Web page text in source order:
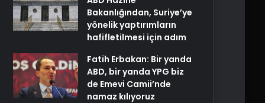
Bakanlığından, Suriye’ye
yönelik yaptırımların
hafifletilmesi için adım
Fatih Erbakan: Bir yanda
ABD, bir yanda YPG biz
de Emevi Camii’nde
namaz kılıyoruz